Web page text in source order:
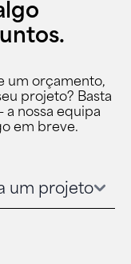
um orçamento,
projeto? Basta
a nossa equipa
em breve.